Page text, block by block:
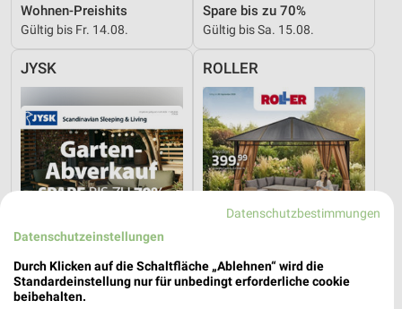
Wohnen-Preishits
Gültig bis Fr. 14.08.
Spare bis zu 70%
Gültig bis Sa. 15.08.
JYSK ROLLER
Datenschutzbestimmungen
Datenschutzeinstellungen
Durch Klicken auf die Schaltfläche „Ablehnen“ wird die
Standardeinstellung nur für unbedingt erforderliche cookie
beibehalten.